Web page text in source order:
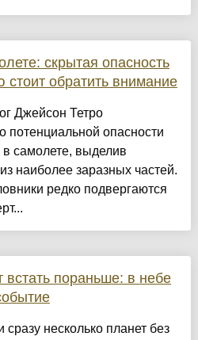
скрытая опасность
стоит обратить внимание
Джейсон Тетро
потенциальной опасности
самолете, выделив
наиболее заразных частей.
редко подвергаются
пораньше: в небе
сразу несколько планет без